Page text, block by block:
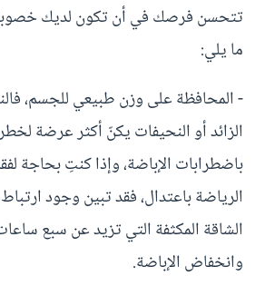
تتحسن فرصك في أن تكون لديك
ما يلي:
- المحافظة على وزن طبيعي للجسم،
الزائد أو النحيفات يكنّ أكثر عرضة
باضطرابات الإباضة، وإذا كنتِ بحاجة
الرياضة باعتدال، فقد تبين وجود
الشاقة المكثفة التي تزيد عن سبع
وانخفاض الإباضة.